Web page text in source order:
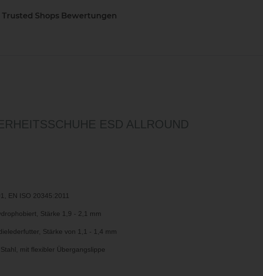
Trusted Shops Bewertungen
ESD ALLROUND
EN ISO 20345:2011
Stärke 1,9 - 2,1 mm
Stärke von 1,1 - 1,4 mm
mit flexibler Übergangslippe